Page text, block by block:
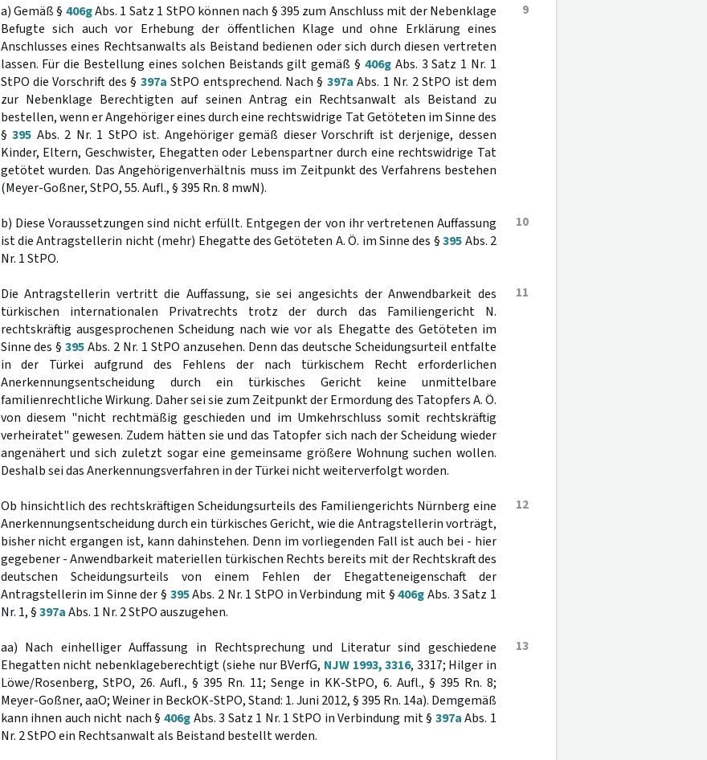
9
a) Gemäß § 406gAbs. 1 Satz 1 StPO können nach § 395 zum Anschluss mit der Nebenklage
Befugte sich auch vor Erhebung der öffentlichen Klage und ohne Erklärung eines
Anschlusses eines Rechtsanwalts als Beistand bedienen oder sich durch diesen vertreten
lassen. Für die Bestellung eines solchen Beistands gilt gemäß § 406gAbs. 3 Satz 1 Nr. 1
StPO die Vorschrift des § 397a StPO entsprechend. Nach § 397a Abs. 1 Nr. 2 StPO ist dem
zur Nebenklage Berechtigten auf seinen Antrag ein Rechtsanwalt als Beistand zu
bestellen, wenn er Angehöriger eines durch eine rechtswidrige Tat Getöteten im Sinne des
§395 Abs. 2 Nr. 1 StPO ist. Angehöriger gemäß dieser Vorschrift ist derjenige, dessen
Kinder, Eltern, Geschwister, Ehegatten oder Lebenspartner durch eine rechtswidrige Tat
getötet wurden. Das Angehörigenverhältnis muss im Zeitpunkt des Verfahrens bestehen
(Meyer-Goßner, StPO, 55. Aufl., § 395 Rn. 8 mwN).
10
b) Diese Voraussetzungen sind nicht erfüllt. Entgegen der von ihr vertretenen Auffassung
ist die Antragstellerin nicht (mehr) Ehegatte des Getöteten A. Ö. im Sinne des §395Abs. 2
Nr. 1 StPO.
11
Die Antragstellerin vertritt die Auffassung, sie sei angesichts der Anwendbarkeit des
türkischen internationalen Privatrechts trotz der durch das Familiengericht N.
rechtskräftig ausgesprochenen Scheidung nach wie vor als Ehegatte des Getöteten im
Sinne des §395Abs. 2 Nr. 1 StPO anzusehen. Denn das deutsche Scheidungsurteil entfalte
in der Türkei aufgrund des Fehlens der nach türkischem Recht erforderlichen
Anerkennungsentscheidung durch ein türkisches Gericht keine unmittelbare
familienrechtliche Wirkung. Daher sei sie zum Zeitpunkt der Ermordung des Tatopfers A. Ö.
von diesem "nicht rechtmäßig geschieden und im Umkehrschluss somit rechtskräftig
verheiratet" gewesen. Zudem hätten sie und das Tatopfer sich nach der Scheidung wieder
angenähert und sich zuletzt sogar eine gemeinsame größere Wohnung suchen wollen.
Deshalb sei das Anerkennungsverfahren in der Türkei nicht weiterverfolgt worden.
12
Ob hinsichtlich des rechtskräftigen Scheidungsurteils des Familiengerichts Nürnberg eine
Anerkennungsentscheidung durch ein türkisches Gericht, wie die Antragstellerin vorträgt,
bisher nicht ergangen ist, kann dahinstehen. Denn im vorliegenden Fall ist auch bei - hier
gegebener - Anwendbarkeit materiellen türkischen Rechts bereits mit der Rechtskraft des
deutschen Scheidungsurteils von einem Fehlen der Ehegatteneigenschaft der
Antragstellerin im Sinne der § 395Abs. 2 Nr. 1 StPO in Verbindung mit §406gAbs. 3 Satz 1
Nr. 1, §397aAbs. 1 Nr. 2 StPO auszugehen.
13
aa) Nach einhelliger Auffassung in Rechtsprechung und Literatur sind geschiedene
Ehegatten nicht nebenklageberechtigt (siehe nur BVerfG, NJW 1993, 3316, 3317; Hilger in
Löwe/Rosenberg, StPO, 26. Aufl., § 395 Rn. 11; Senge in KK-StPO, 6. Aufl., § 395 Rn. 8;
Meyer-Goßner, aaO; Weiner in BeckOK-StPO, Stand: 1. Juni 2012, § 395 Rn. 14a). Demgemäß
kann ihnen auch nicht nach § 406gAbs. 3 Satz 1 Nr. 1 StPO in Verbindung mit § 397aAbs. 1
Nr. 2 StPO ein Rechtsanwalt als Beistand bestellt werden.